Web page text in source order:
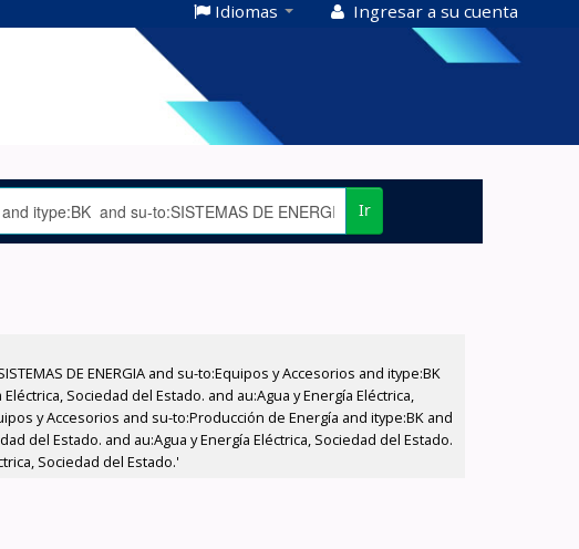
Idiomas Ingresar a su cuenta
Ir
DE ENERGIA and su-to:Equipos y Accesorios and itype:BK
Sociedad del Estado. and au:Agua y Energía Eléctrica,
y Accesorios and su-to:Producción de Energía and itype:BK and
del Estado. and au:Agua y Energía Eléctrica, Sociedad del Estado.
Sociedad del Estado.'